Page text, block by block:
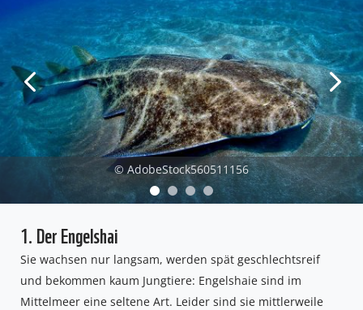
© AdobeStock560511156
1. Der Engelshai
Sie wachsen nur langsam, werden spät geschlechtsreif
und bekommen kaum Jungtiere: Engelshaie sind im
Mittelmeer eine seltene Art. Leider sind sie mittlerweile